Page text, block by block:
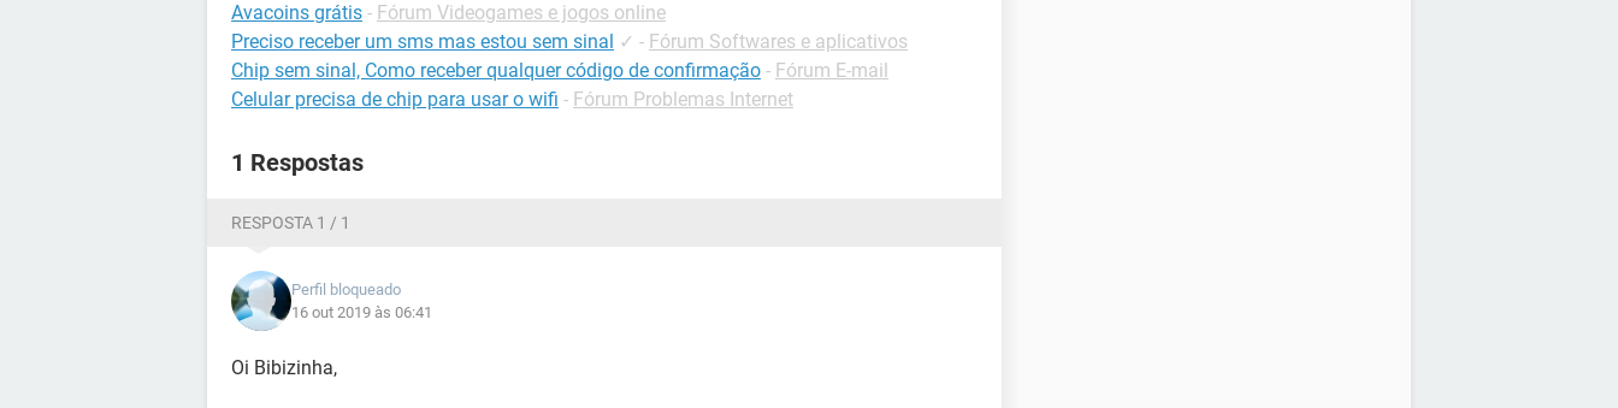
Avacoins grátis - Fórum Videogames e jogos online
Preciso receber um sms mas estou sem sinal ✓ - Fórum Softwares e aplicativos
Chip sem sinal, Como receber qualquer código de confirmação - Fórum E-mail
Celular precisa de chip para usar o wifi - Fórum Problemas Internet
1 Respostas
RESPOSTA 1 / 1
Perfil bloqueado
16 out 2019 às 06:41
Oi Bibizinha,